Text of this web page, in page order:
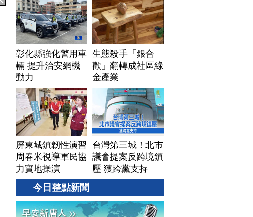
彰化縣強化警用車
輛 提升治安網機
動力
生態殺手「銀合
歡」翻轉成社區綠
金產業
屏東城鎮韌性演習
周春米視導軍民協
力實地操演
台灣第三城！北市
議會提案反跨境鎮
壓 獲跨黨支持
今日整點新聞